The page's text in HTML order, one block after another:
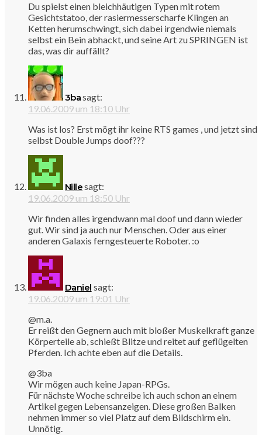
Du spielst einen bleichhäutigen Typen mit rotem
Gesichtstatoo, der rasiermesserscharfe Klingen an
Ketten herumschwingt, sich dabei irgendwie niemals
selbst ein Bein abhackt, und seine Art zu SPRINGEN ist
das, was dir auffällt?
3basagt:
19.06.2009 um 18:10 Uhr
Was ist los? Erst mögt ihr keine RTS games , und jetzt sind
selbst Double Jumps doof???
Nillesagt:
19.06.2009 um 18:50 Uhr
Wir finden alles irgendwann mal doof und dann wieder
gut. Wir sind ja auch nur Menschen. Oder aus einer
anderen Galaxis ferngesteuerte Roboter. :o
Daniel sagt:
19.06.2009 um 19:01 Uhr
@m.a.
Er reißt den Gegnern auch mit bloßer Muskelkraft ganze
Körperteile ab, schießt Blitze und reitet auf geflügelten
Pferden. Ich achte eben auf die Details.
@3ba
Wir mögen auch keine Japan-RPGs.
Für nächste Woche schreibe ich auch schon an einem
Artikel gegen Lebensanzeigen. Diese großen Balken
nehmen immer so viel Platz auf dem Bildschirm ein.
Unnötig.